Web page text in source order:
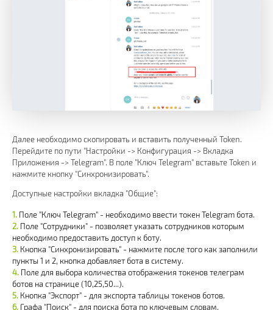
Далее необходимо скопировать и вставить полученный Token.
Перейдите по пути "Настройки -> Конфигурация -> Вкладка
Приложения -> Telegram". В поле "Ключ Telegram" вставьте Token и
нажмите кнопку "Синхронизировать".
Доступные настройки вкладка "Общие":
Поле "Ключ Telegram" - необходимо ввести токен Telegram бота.
Поле "Сотрудники" - позволяет указать сотрудников которым
необходимо предоставить доступ к боту.
Кнопка "Синхронизировать" - нажмите после того как заполнили
пункты 1 и 2, кнопка добавляет бота в систему.
Поле для выбора количества отображения токенов телеграм
ботов на странице (10,25,50...).
Кнопка "Экспорт" - для экспорта таблицы токенов ботов.
Графа "Поиск" - для поиска бота по ключевым словам.